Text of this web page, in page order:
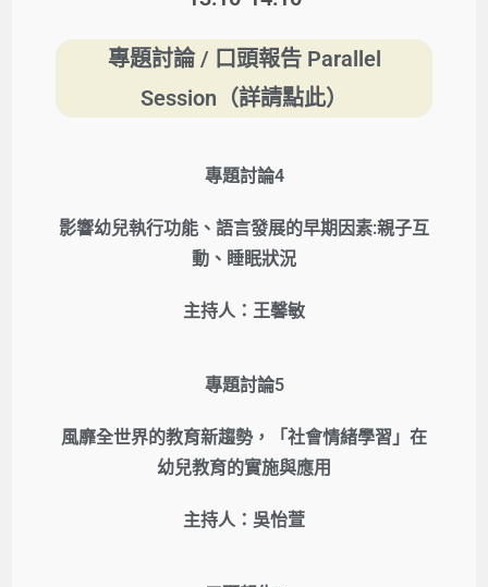
專題討論 / 口頭報告 Parallel
Session（詳請點此）
專題討論4
影響幼兒執行功能、語言發展的早期因素:親子互
動、睡眠狀況
主持人：王馨敏
專題討論5
風靡全世界的教育新趨勢，「社會情緒學習」在
幼兒教育的實施與應用
主持人：吳怡萱